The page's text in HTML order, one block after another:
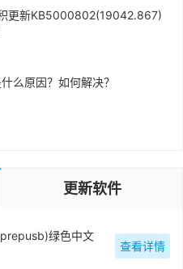
更新KB5000802(19042.867)
么原因？如何解决？
更新软件
绿色中文
查看详情